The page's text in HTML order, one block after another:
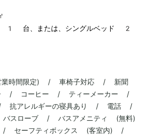
1 台、または、シングルベッド 2
業時間限定) / 車椅子対応 / 新聞
/ コーヒー / ティーメーカー /
抗アレルギーの寝具あり / 電話 /
スローブ / バスアメニティ (無料)
セーフティボックス (客室内) /